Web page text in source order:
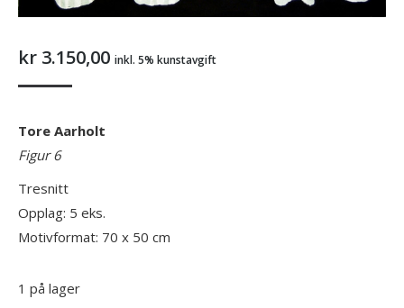
kr 3.150,00 inkl. 5% kunstavgift
Tore Aarholt
Figur 6
Tresnitt
Opplag: 5 eks.
Motivformat: 70 x 50 cm
1 på lager